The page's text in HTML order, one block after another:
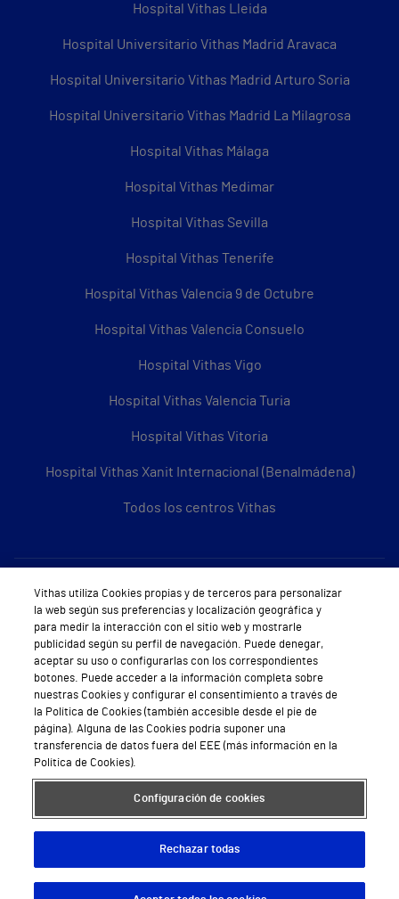
Hospital Vithas Lleida
Hospital Universitario Vithas Madrid Aravaca
Hospital Universitario Vithas Madrid Arturo Soria
Hospital Universitario Vithas Madrid La Milagrosa
Hospital Vithas Málaga
Hospital Vithas Medimar
Hospital Vithas Sevilla
Hospital Vithas Tenerife
Hospital Vithas Valencia 9 de Octubre
Hospital Vithas Valencia Consuelo
Hospital Vithas Vigo
Hospital Vithas Valencia Turia
Hospital Vithas Vitoria
Hospital Vithas Xanit Internacional (Benalmádena)
Todos los centros Vithas
Sobre Vithas
Quiénes somos
Trabajar en Vithas
Teléfono Cita Médica
Teléfono Atención al Cliente
Política de seguridad y salud en el trabajo
Conoce a Supervita
Aviso Legal Política de cookies Política de privacidad Mapa web Protección de datos
Vithas utiliza Cookies propias y de terceros para personalizar
la web según sus preferencias y localización geográfica y
para medir la interacción con el sitio web y mostrarle
publicidad según su perfil de navegación. Puede denegar,
aceptar su uso o configurarlas con los correspondientes
botones. Puede acceder a la información completa sobre
nuestras Cookies y configurar el consentimiento a través de
la Política de Cookies (también accesible desde el pie de
página). Alguna de las Cookies podría suponer una
transferencia de datos fuera del EEE (más información en la
Política de Cookies).
Configuración de cookies
Rechazar todas